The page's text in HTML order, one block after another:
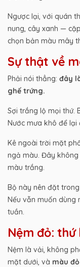
Ngược lại, với quán
nung, cây xanh —
chọn bản màu mây
Sự thật về
Phải nói thẳng: đây
ghế trứng.
Sợi trắng lộ mọi thứ.
Nước mưa khô để lại
Kê ngoài trời mặt
ngả màu. Đây
màu trắng.
Bộ này nên đặt
Nếu vẫn muốn dùng
tuần.
Nệm đỏ:
Nệm là vải, không
mặt dưới, và màu